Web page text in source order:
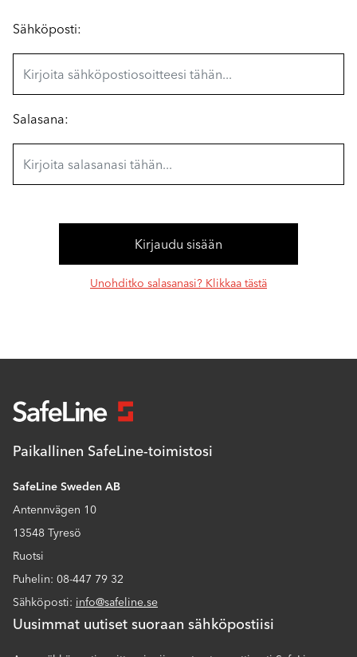
Sähköposti:
Salasana:
Unohditko salasanasi? Klikkaa tästä
Paikallinen SafeLine-toimistosi
SafeLine Sweden AB
Antennvägen 10
13548 Tyresö
Ruotsi
Puhelin: 08-447 79 32
Sähköposti: info@safeline.se
Uusimmat uutiset suoraan sähköpostiisi